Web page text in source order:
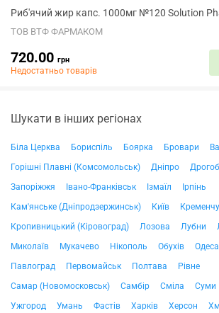
Риб'ячий жир капс. 1000мг №120 Solution
ТОВ ВТФ ФАРМАКОМ
720.00 грн
Недостатньо товарів
Шукати в інших регіонах
Біла Церква Бориспіль Боярка Бровари
Горішні Плавні (Комсомольськ)
Дніпро
Запоріжжя
Івано-Франківськ Ізмаїл
Ірпінь
Кам'янське (Дніпродзержинськ)
Київ
Кропивницький (Кіровоград)
Лозова Лубни
Миколаїв
Мукачево Нікополь Обухів Одеса
Павлоград
Первомайськ Полтава
Рівне
Самар (Новомосковськ)
Самбір Сміла Суми
Ужгород
Умань Фастів Харків Херсон